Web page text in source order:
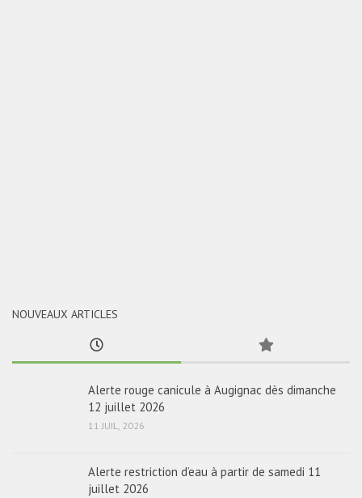
NOUVEAUX ARTICLES
Alerte rouge canicule à Augignac dès dimanche
12 juillet 2026
11 JUIL, 2026
Alerte restriction d’eau à partir de samedi 11
juillet 2026